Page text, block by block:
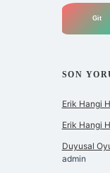
SON
Erik Hangi
Erik Hangi
Duyusal
admin